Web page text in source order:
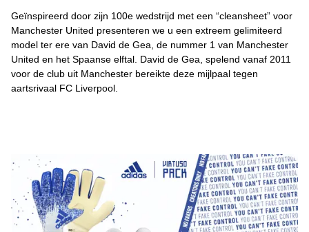
Geïnspireerd door zijn 100e wedstrijd met een “cleansheet” voor
Manchester United presenteren we u een extreem gelimiteerd
model ter ere van David de Gea, de nummer 1 van Manchester
United en het Spaanse elftal. David de Gea, spelend vanaf 2011
voor de club uit Manchester bereikte deze mijlpaal tegen
aartsrivaal FC Liverpool.